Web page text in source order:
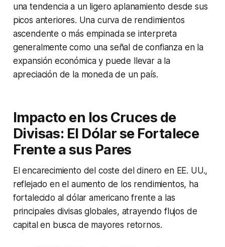
una tendencia a un ligero aplanamiento desde sus
picos anteriores. Una curva de rendimientos
ascendente o más empinada se interpreta
generalmente como una señal de confianza en la
expansión económica y puede llevar a la
apreciación de la moneda de un país.
Impacto en los Cruces de
Divisas: El Dólar se Fortalece
Frente a sus Pares
El encarecimiento del coste del dinero en EE. UU.,
reflejado en el aumento de los rendimientos, ha
fortalecido al dólar americano frente a las
principales divisas globales, atrayendo flujos de
capital en busca de mayores retornos.